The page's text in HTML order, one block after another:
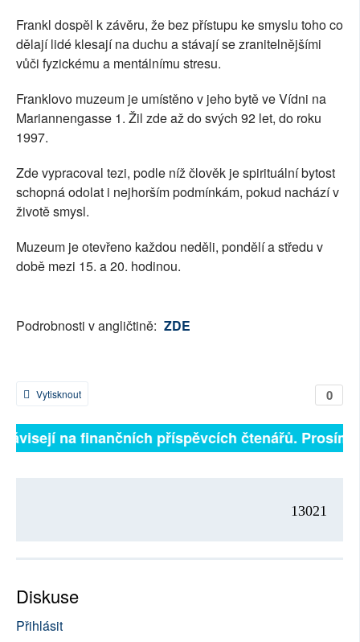
Frankl dospěl k závěru, že bez přístupu ke smyslu toho co
dělají lidé klesají na duchu a stávají se zranitelnějšími
vůči fyzickému a mentálnímu stresu.
Franklovo muzeum je umístěno v jeho bytě ve Vídni na
Mariannengasse 1. Žil zde až do svých 92 let, do roku
1997.
Zde vypracoval tezi, podle níž člověk je spirituální bytost
schopná odolat i nejhorším podmínkám, pokud nachází v
životě smysl.
Muzeum je otevřeno každou neděli, pondělí a středu v
době mezi 15. a 20. hodinou.
Podrobnosti v angličtině: ZDE
0
Vytisknout
na finančních příspěvcích čtenářů.
13021
Diskuse
Přihlásit